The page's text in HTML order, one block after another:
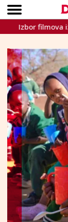
filmova iz